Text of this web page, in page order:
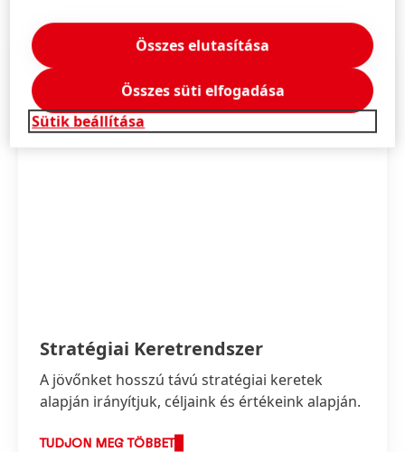
Stratégiai Keretrendszer
A jövőnket hosszú távú stratégiai keretek
alapján irányítjuk, céljaink és értékeink alapján.
TUDJON MEG TÖBBET
Sütik beállítása
Összes elutasítása
Összes süti elfogadása